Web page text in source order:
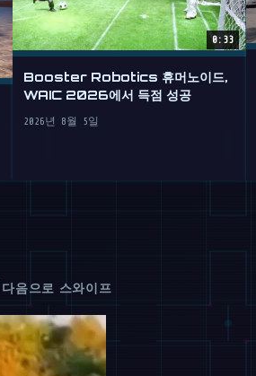
0:33
Booster Robotics 휴머노이드,
WAIC 2026에서 득점 성공
2026년 8월 5일
다음으로 스와이프